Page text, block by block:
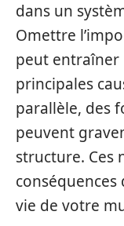
dans un
Omettre
peut entraîner
principales
parallèle, des
peuvent
structure. Ces
vie de votre